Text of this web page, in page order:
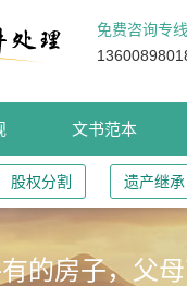
免费咨询专线
文书范本
股权分割 遗产继承
的房子，父母